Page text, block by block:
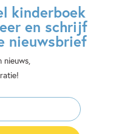
kinderboek
en schrijf
nieuwsbrief
nieuws,